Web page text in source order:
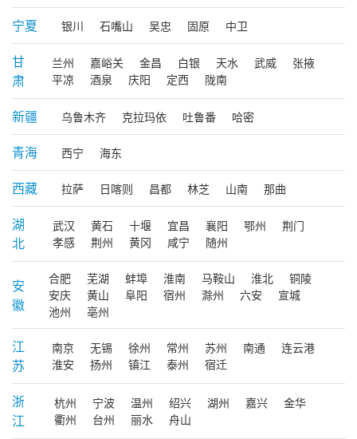
宁夏 银川 石嘴山 吴忠 固原 中卫
甘
肃
兰州 嘉峪关 金昌 白银 天水 武威
张掖
平凉
酒泉 庆阳 定西 陇南
新疆 乌鲁木齐 克拉玛依 吐鲁番 哈密
青海 西宁 海东
西藏 拉萨 日喀则 昌都 林芝 山南 那曲
湖
北
武汉 黄石 十堰 宜昌 襄阳 鄂州
荆门
孝感
荆州 黄冈 咸宁 随州
安
徽
合肥 芜湖 蚌埠 淮南 马鞍山 淮北
铜陵
安庆
黄山 阜阳 宿州 滁州 六安
宣城
池州
亳州
江
苏
南京 无锡 徐州 常州 苏州 南通
连云港
淮安
扬州 镇江 泰州 宿迁
浙
江
杭州 宁波 温州 绍兴 湖州 嘉兴
金华
衢州
台州 丽水 舟山